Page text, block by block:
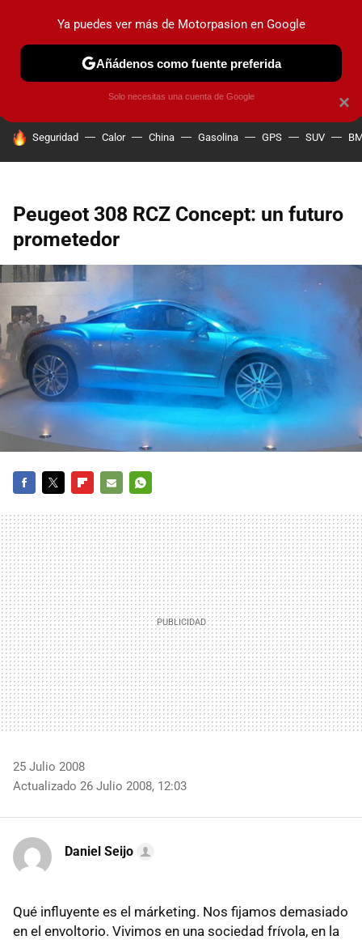
PRUEBAS COCHES ELÉCTRICOS OBSERVATORIO
HOY SE HABLA DE
Seguridad Calor China Gasolina GPS SUV
Peugeot 308 RCZ Concept: un futuro
prometedor
MAIL
25 Julio 2008
Actualizado 26 Julio 2008, 12:03
Daniel Seijo
Qué influyente es el márketing. Nos fijamos demasiado
en el envoltorio. Vivimos en una sociedad frívola, en la
×
Ya puedes ver más de Motorpasion en Google
Añádenos como fuente preferida
Solo necesitas una cuenta de Google